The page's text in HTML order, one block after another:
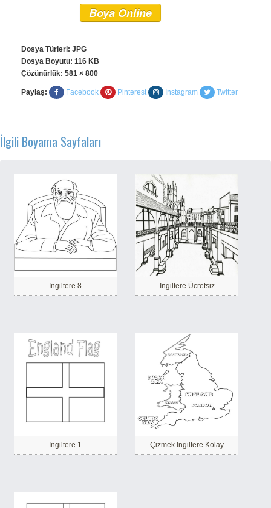
Boya Online
Dosya Türleri: JPG
Dosya Boyutu: 116 KB
Çözünürlük: 581 × 800
Paylaş: Facebook Pinterest Instagram Twitter
İlgili Boyama Sayfaları
İngiltere 8 İngiltere Ücretsiz
İngiltere 1 Çizmek İngiltere Kolay